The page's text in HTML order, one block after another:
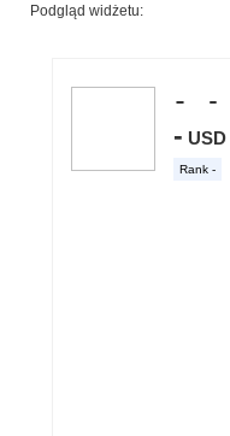
Podgląd widżetu: